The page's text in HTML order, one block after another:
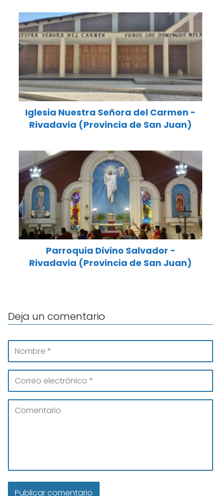
Iglesia Nuestra Señora del Carmen -
Rivadavia (Provincia de San Juan)
Parroquia Divino Salvador -
Rivadavia (Provincia de San Juan)
Deja un comentario